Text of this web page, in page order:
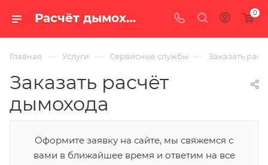
Расчёт дымохода | Интернет-магазин «100 печей.ру» 0
Главная — Услуги — Сервисные службы — Заказать
Заказать расчёт
дымохода
Оформите заявку на сайте, мы свяжемся с
вами в ближайшее время и ответим на все